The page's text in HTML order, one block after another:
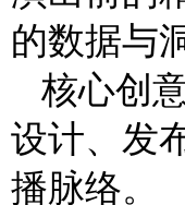
的数据与
核心创
设计、发
播脉络。